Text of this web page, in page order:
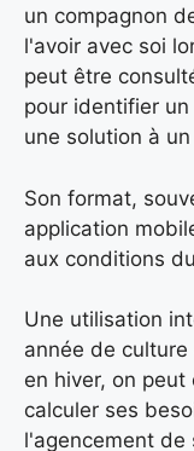
un compagnon
l'avoir avec soi
peut être
pour identifier
une solution à
Son format,
application
aux conditions
Une utilisation
année de
en hiver, on
calculer ses
l'agencement de